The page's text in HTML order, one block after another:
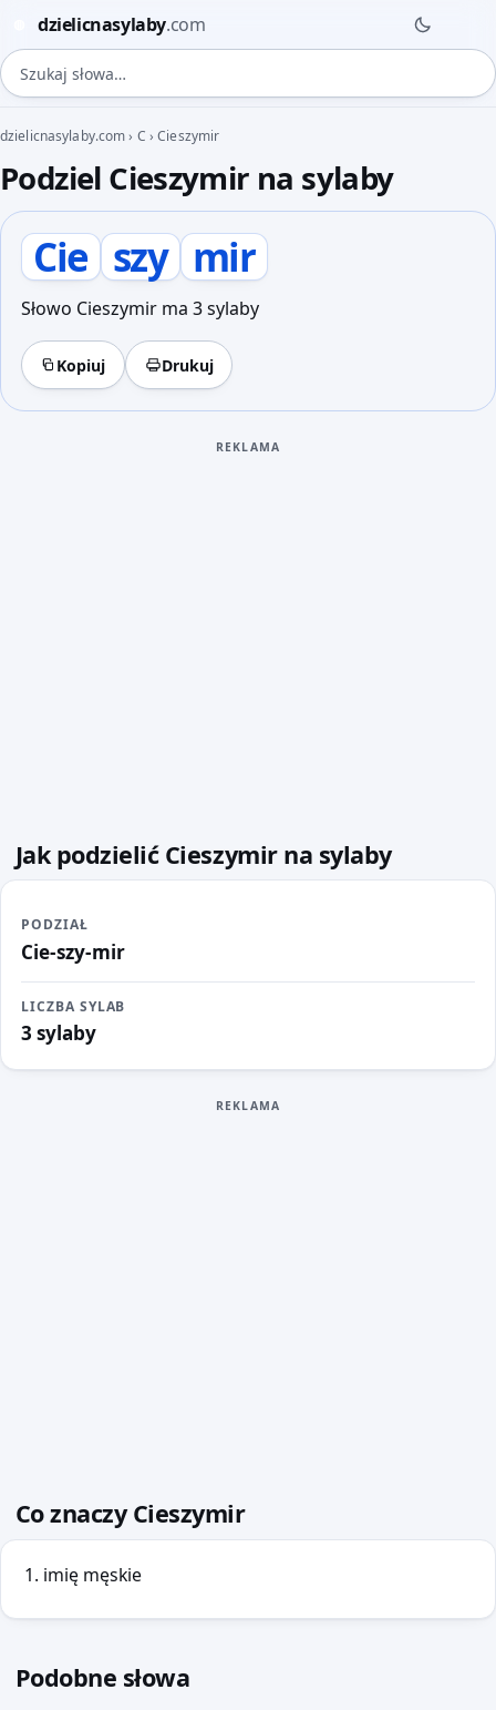
dzielicnasylaby.com
Szukaj słowa
dzielicnasylaby.com› C ›Cieszymir
Podziel Cieszymir na sylaby
Cie szy mir
Słowo Cieszymir ma 3 sylaby
Kopiuj Drukuj
REKLAMA
Jak podzielić Cieszymir na sylaby
PODZIAŁ
Cie-szy-mir
LICZBA SYLAB
3 sylaby
REKLAMA
Co znaczy Cieszymir
imię męskie
Podobne słowa